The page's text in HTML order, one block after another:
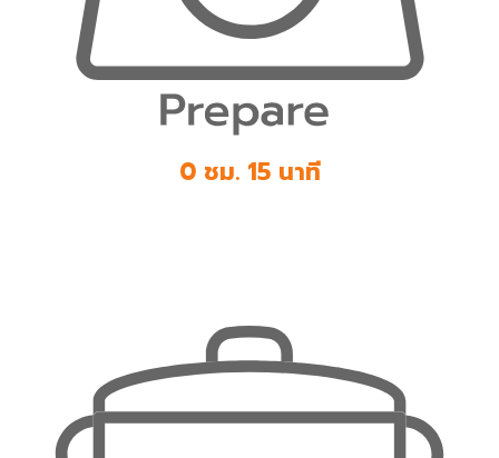
0 ชม. 15 นาที